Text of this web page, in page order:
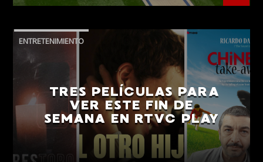
ENTRETENIMIENTO
TRES PELÍCULAS PARA
VER ESTE FIN DE
SEMANA EN RTVC PLAY